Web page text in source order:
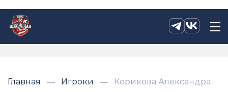
Главная Игроки Корикова Александра